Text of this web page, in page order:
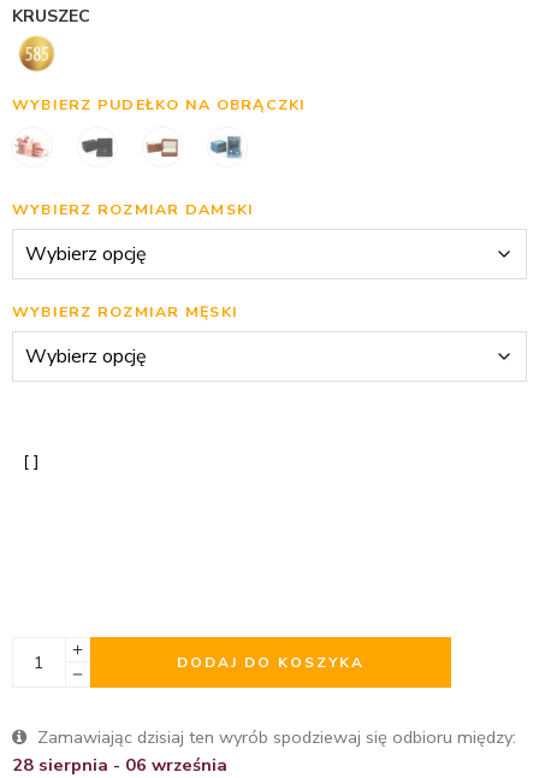
KRUSZEC
WYBIERZ PUDEŁKO NA OBRĄCZKI
WYBIERZ ROZMIAR DAMSKI
WYBIERZ ROZMIAR MĘSKI
DODAJ DO KOSZYKA
Zamawiając dzisiaj ten wyrób spodziewaj się odbioru między:
28 sierpnia - 06 września